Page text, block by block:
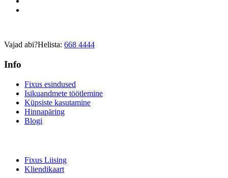
Vajad abi?Helista: 668 4444
Info
Fixus esindused
Isikuandmete töötlemine
Küpsiste kasutamine
Hinnapäring
Blogi
Fixus Liising
Kliendikaart